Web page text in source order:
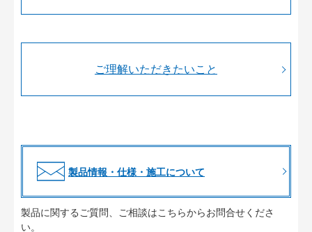
ご理解いただきたいこと
製品情報・仕様・施工について
製品に関するご質問、ご相談はこちらからお問合せくださ
い。